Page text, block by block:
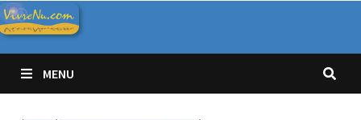
Passer
au
contenu
MENU